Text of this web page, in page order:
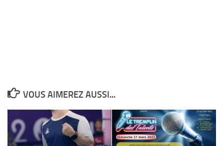
VOUS AIMEREZ AUSSI...